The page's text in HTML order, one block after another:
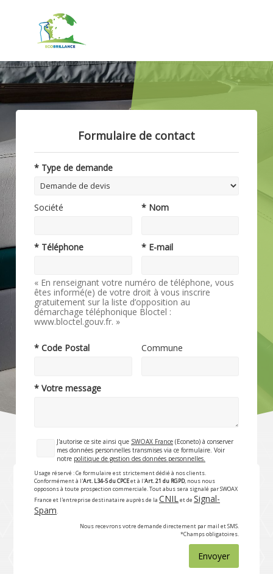
Formulaire de contact
* Type de demande
Société * Nom
* Téléphone * E-mail
« En renseignant votre numéro de téléphone, vous
êtes informé(e) de votre droit à vous inscrire
gratuitement sur la liste d’opposition au
démarchage téléphonique Bloctel :
www.bloctel.gouv.fr. »
* Code Postal Commune
* Votre message
J'autorise ce site ainsi que SWOAX France (Econeto) à conserver
mes données personnelles transmises via ce formulaire. Voir
notre politique de gestion des données personnelles.
Usage réservé : Ce formulaire est strictement dédié à nos clients.
Conformément à l'Art. L34-5 du CPCEet à l'Art. 21 du RGPD, nous nous
opposons à toute prospection commerciale. Tout abus sera signalé par SWOAX
France et l'entreprise destinataire auprès de la CNILet de Signal-
Spam.
Nous recevrons votre demande directement par mail et SMS.
*Champs obligatoires.
Envoyer